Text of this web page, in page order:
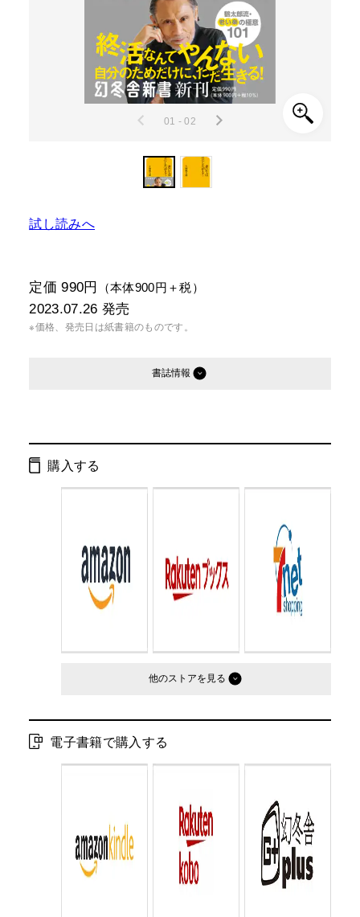
01 - 02
試し読みへ
定価 990円 （本体900円＋税）
2023.07.26 発売
※価格、発売日は紙書籍のものです。
書誌情報
Cコード：
判型： 新書判
購入する
他のストア
電子書籍で購入する